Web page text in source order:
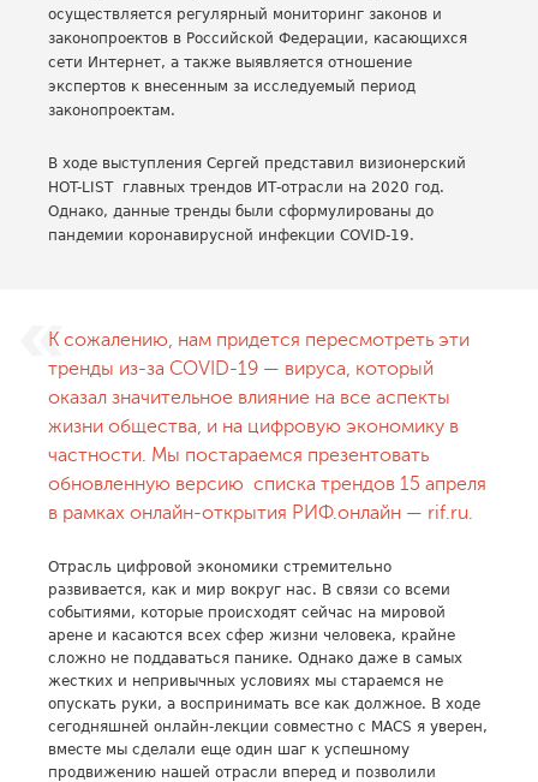
осуществляется регулярный мониторинг законов и
законопроектов в Российской Федерации, касающихся
сети Интернет, а также выявляется отношение
экспертов к внесенным за исследуемый период
законопроектам.
В ходе выступления Сергей представил визионерский
HOT-LIST главных трендов ИТ-отрасли на 2020 год.
Однако, данные тренды были сформулированы до
пандемии коронавирусной инфекции COVID-19.
К сожалению, нам придется пересмотреть эти
тренды из-за COVID-19 — вируса, который
оказал значительное влияние на все аспекты
жизни общества, и на цифровую экономику в
частности. Мы постараемся презентовать
обновленную версию списка трендов 15 апреля
в рамках онлайн-открытия РИФ.онлайн — rif.ru.
Отрасль цифровой экономики стремительно
развивается, как и мир вокруг нас. В связи со всеми
событиями, которые происходят сейчас на мировой
арене и касаются всех сфер жизни человека, крайне
сложно не поддаваться панике. Однако даже в самых
жестких и непривычных условиях мы стараемся не
опускать руки, а воспринимать все как должное. В ходе
сегодняшней онлайн-лекции совместно с MACS я уверен,
вместе мы сделали еще один шаг к успешному
продвижению нашей отрасли вперед и позволили